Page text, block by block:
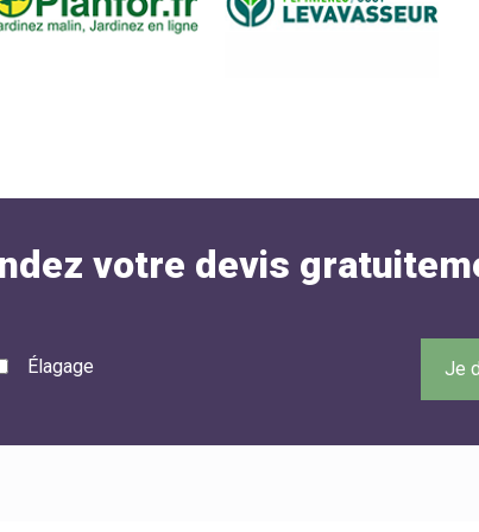
votre devis
Élagage